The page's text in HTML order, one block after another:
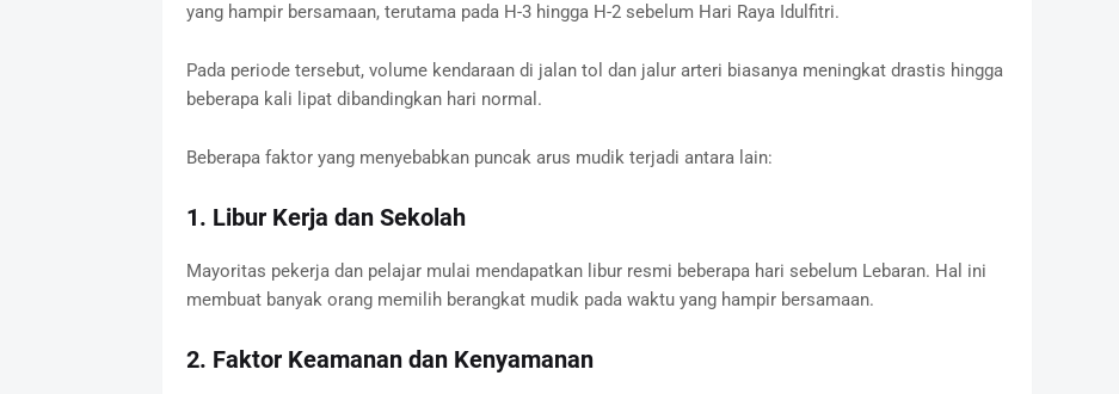
yang hampir bersamaan, terutama pada H-3 hingga H-2 sebelum Hari Raya Idulfitri.
Pada periode tersebut, volume kendaraan di jalan tol dan jalur arteri biasanya meningkat drastis hingga
beberapa kali lipat dibandingkan hari normal.
Beberapa faktor yang menyebabkan puncak arus mudik terjadi antara lain:
1. Libur Kerja dan Sekolah
Mayoritas pekerja dan pelajar mulai mendapatkan libur resmi beberapa hari sebelum Lebaran. Hal ini
membuat banyak orang memilih berangkat mudik pada waktu yang hampir bersamaan.
2. Faktor Keamanan dan Kenyamanan